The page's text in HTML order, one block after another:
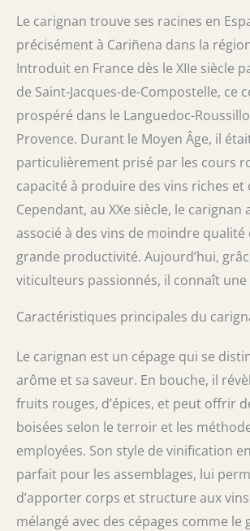
Le carignan trouve ses racines en
précisément à Cariñena dans la
Introduit en France dès le XIIe siècle
de Saint-Jacques-de-Compostelle, ce
prospéré dans le Languedoc-
Provence. Durant le Moyen Âge, il
particulièrement prisé par les cours
capacité à produire des vins riches et
Cependant, au XXe siècle, le carignan
associé à des vins de moindre qualité
grande productivité. Aujourd’hui,
viticulteurs passionnés, il connaît une
Caractéristiques principales du
Le carignan est un cépage qui se
arôme et sa saveur. En bouche, il
fruits rouges, d’épices, et peut offrir
boisées selon le terroir et les
employées. Son style de vinification
parfait pour les assemblages, lui
d’apporter corps et structure aux
mélangé avec des cépages comme le